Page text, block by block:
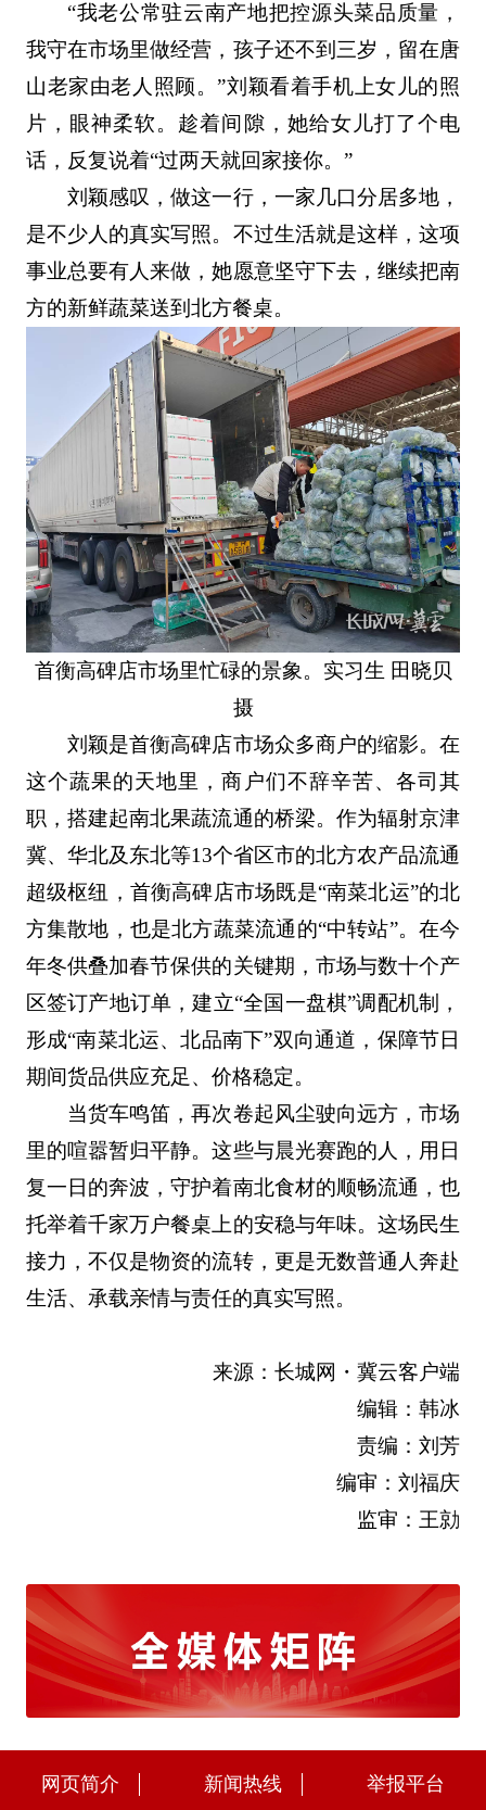
“我老公常驻云南产地把控源头菜品质量，
我守在市场里做经营，孩子还不到三岁，留在唐
山老家由老人照顾。”刘颖看着手机上女儿的照
片，眼神柔软。趁着间隙，她给女儿打了个电
话，反复说着“过两天就回家接你。”
刘颖感叹，做这一行，一家几口分居多地，
是不少人的真实写照。不过生活就是这样，这项
事业总要有人来做，她愿意坚守下去，继续把南
方的新鲜蔬菜送到北方餐桌。
首衡高碑店市场里忙碌的景象。实习生 田晓贝
摄
刘颖是首衡高碑店市场众多商户的缩影。在
这个蔬果的天地里，商户们不辞辛苦、各司其
职，搭建起南北果蔬流通的桥梁。作为辐射京津
冀、华北及东北等13个省区市的北方农产品流通
超级枢纽，首衡高碑店市场既是“南菜北运”的北
方集散地，也是北方蔬菜流通的“中转站”。在今
年冬供叠加春节保供的关键期，市场与数十个产
区签订产地订单，建立“全国一盘棋”调配机制，
形成“南菜北运、北品南下”双向通道，保障节日
期间货品供应充足、价格稳定。
当货车鸣笛，再次卷起风尘驶向远方，市场
里的喧嚣暂归平静。这些与晨光赛跑的人，用日
复一日的奔波，守护着南北食材的顺畅流通，也
托举着千家万户餐桌上的安稳与年味。这场民生
接力，不仅是物资的流转，更是无数普通人奔赴
生活、承载亲情与责任的真实写照。
来源：长城网・冀云客户端
编辑：韩冰
责编：刘芳
编审：刘福庆
监审：王勍
网页简介 新闻热线 举报平台